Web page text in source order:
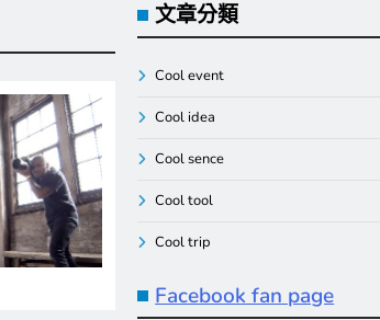
文章分類
Cool event
Cool idea
Cool sence
Cool tool
Cool trip
Facebook fan page